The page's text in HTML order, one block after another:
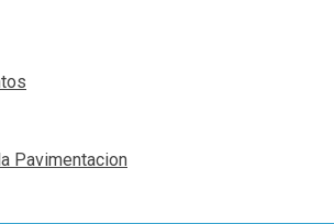
Pavimentacion